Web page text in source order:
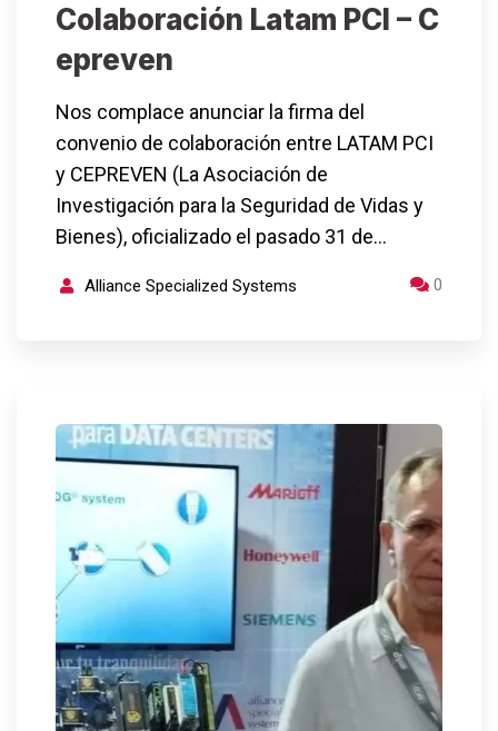
Colaboración Latam PCI – C
epreven
Nos complace anunciar la firma del
convenio de colaboración entre LATAM PCI
y CEPREVEN (La Asociación de
Investigación para la Seguridad de Vidas y
Bienes), oficializado el pasado 31 de…
Alliance Specialized Systems 0